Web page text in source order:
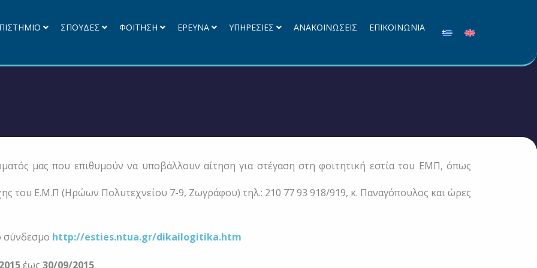
ΣΠΟΥΔΕΣ ΦΟΙΤΗΣΗ ΕΡΕΥΝΑ ΥΠΗΡΕΣΙΕΣ ΑΝΑΚΟΙΝΩΣΕΙΣ ΕΠΙΚΟΙΝΩΝΙΑ
μας που επιθυμούν να υποβάλλουν αίτηση για στέγαση στη φοιτητική εστία του ΕΜΠ, όπως
του Ε.Μ.Π (Ηρώων Πολυτεχνείου 7-9, Ζωγράφου) τηλ.: 210 77 93 918/919, κ. Παναγόπουλος και ώρες
σύνδεσμο http://esties.ntua.gr/dikailogitika.htm
έως 30/09/2015.